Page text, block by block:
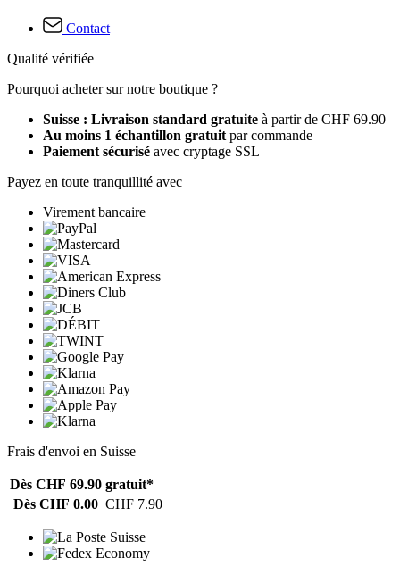
Contact
Qualité vérifiée
Pourquoi acheter sur notre boutique ?
Suisse : Livraison standard gratuite à partir de CHF 69.90
Au moins 1 échantillon gratuit par commande
Paiement sécurisé avec cryptage SSL
Payez en toute tranquillité avec
Virement bancaire
Frais d'envoi en Suisse
Dès CHF 69.90 gratuit*
Dès CHF 0.00 CHF 7.90